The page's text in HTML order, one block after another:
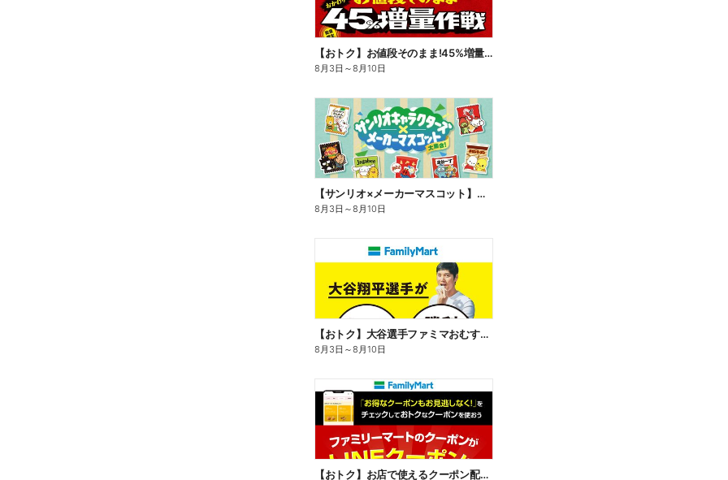
【おトク】お値段そのまま!45%増量作戦!
8月3日 ～8月10日
【サンリオ×メーカーマスコット】オリジナルグッズ貰える!
8月3日 ～8月10日
【おトク】大谷選手ファミマおむすび割
8月3日 ～8月10日
【おトク】お店で使えるクーポン配信中